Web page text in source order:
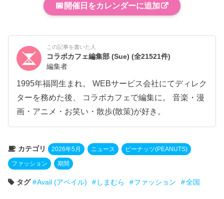
📅 開催日をカレンダーに追加
この記事を書いた人
コラボカフェ編集部 (Sue)(全21521件)
編集者
1995年福岡生まれ。 WEBサービス会社にてディレク
ターを務めた後、 コラボカフェで編集に。 音楽・漫
画・アニメ・お笑い・散歩(散策)が好き。
カテゴリ 2026年5月 ニュース ピーナッツ(PEANUTS)
ファッション 期間
タグ Avail (アベイル) しまむら ファッション 全国